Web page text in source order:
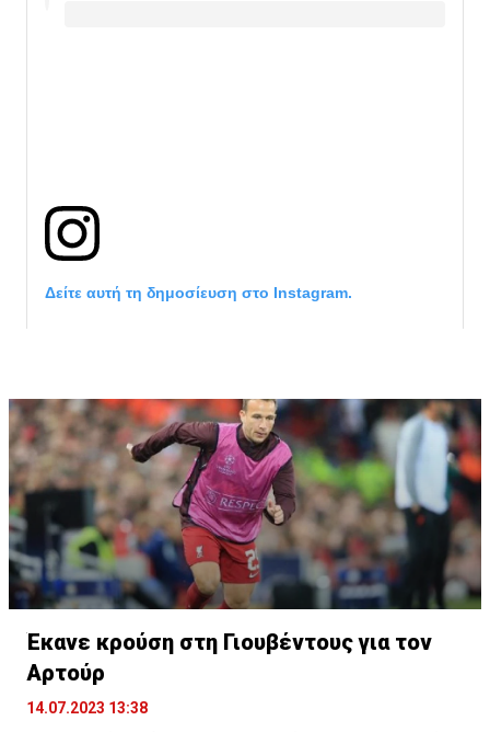
Δείτε αυτή τη δημοσίευση στο Instagram.
Έκανε κρούση στη Γιουβέντους για τον
Αρτούρ
14.07.2023 13:38